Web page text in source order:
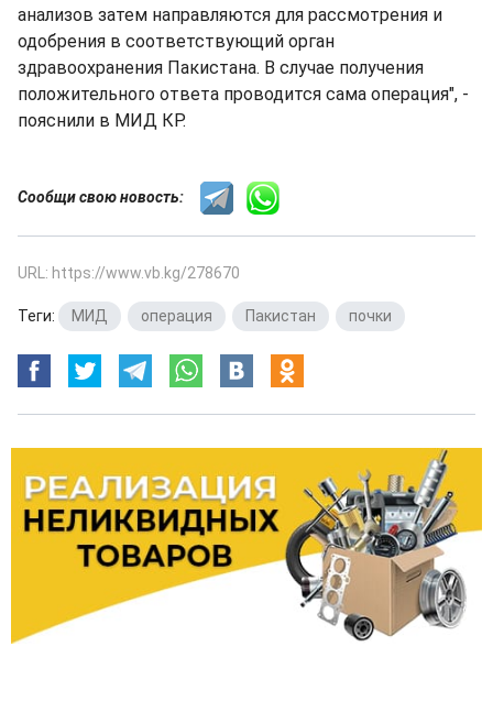
анализов затем направляются для рассмотрения и
одобрения в соответствующий орган
здравоохранения Пакистана. В случае получения
положительного ответа проводится сама операция", -
пояснили в МИД КР.
Сообщи свою новость:
URL: https://www.vb.kg/278670
Теги: МИД операция Пакистан почки